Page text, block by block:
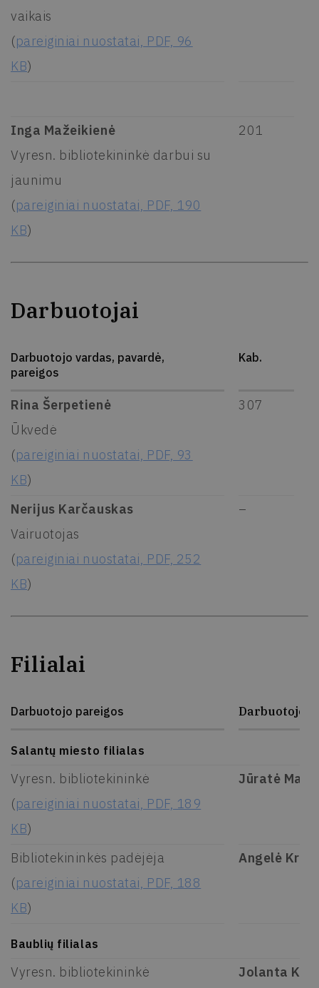
vaikais
(pareiginiai nuostatai, PDF, 96
KB)
Inga Mažeikienė
Vyresn. bibliotekininkė darbui su
jaunimu
(pareiginiai nuostatai, PDF, 190
KB)
201
Darbuotojai
Darbuotojo vardas, pavardė,
pareigos
Kab.
Rina Šerpetienė
Ūkvedė
(pareiginiai nuostatai, PDF, 93
KB)
307
Nerijus Karčauskas
Vairuotojas
(pareiginiai nuostatai, PDF, 252
KB)
–
Filialai
Darbuotojo pareigos Darbuotojo
Salantų miesto filialas
Vyresn. bibliotekininkė
(pareiginiai nuostatai, PDF, 189
KB)
Jūratė
Bibliotekininkės padėjėja
(pareiginiai nuostatai, PDF, 188
KB)
Angelė
Baublių filialas
Vyresn. bibliotekininkė
Jolanta